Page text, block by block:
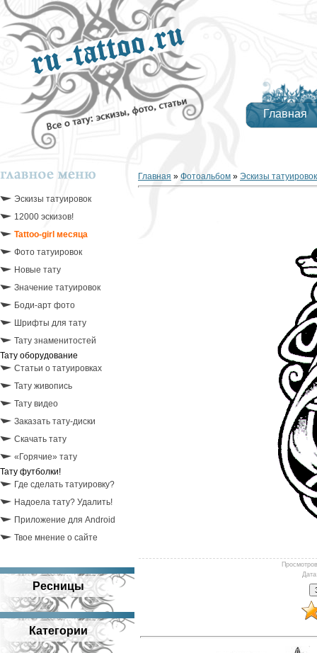
Главная
Эскизы татуировок
12000 эскизов!
Tattoo-girl месяца
Фото татуировок
Новые тату
Значение татуировок
Боди-арт фото
Шрифты для тату
Тату знаменитостей
Тату оборудование
Статьи о татуировках
Тату живопись
Тату видео
Заказать тату-диски
Скачать тату
«Горячие» тату
Тату футболки!
Где сделать татуировку?
Надоела тату? Удалить!
Приложение для Android
Твое мнение о сайте
Ресницы
Категории
Главная » Фотоальбом » Эскизы татуировок
Просмотров
Дата